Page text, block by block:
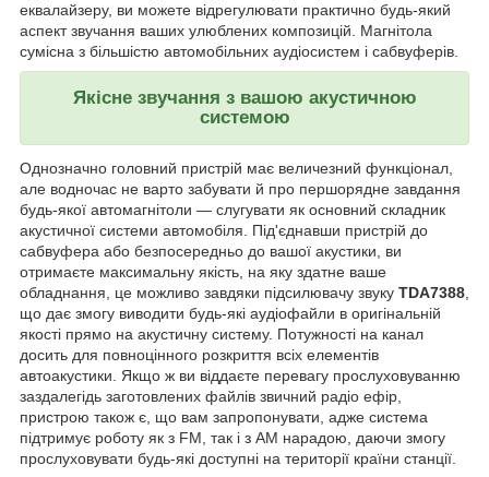
еквалайзеру, ви можете відрегулювати практично будь-який
аспект звучання ваших улюблених композицій. Магнітола
сумісна з більшістю автомобільних аудіосистем і сабвуферів.
Якісне звучання з вашою акустичною
системою
Однозначно головний пристрій має величезний функціонал,
але водночас не варто забувати й про першорядне завдання
будь-якої автомагнітоли — слугувати як основний складник
акустичної системи автомобіля. Під'єднавши пристрій до
сабвуфера або безпосередньо до вашої акустики, ви
отримаєте максимальну якість, на яку здатне ваше
обладнання, це можливо завдяки підсилювачу звуку TDA7388,
що дає змогу виводити будь-які аудіофайли в оригінальній
якості прямо на акустичну систему. Потужності на канал
досить для повноцінного розкриття всіх елементів
автоакустики. Якщо ж ви віддаєте перевагу прослуховуванню
заздалегідь заготовлених файлів звичний радіо ефір,
пристрою також є, що вам запропонувати, адже система
підтримує роботу як з FM, так і з AM нарадою, даючи змогу
прослуховувати будь-які доступні на території країни станції.